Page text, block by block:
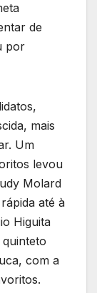
de
por
mais
Um
levou
Molard
até à
Higuita
com a